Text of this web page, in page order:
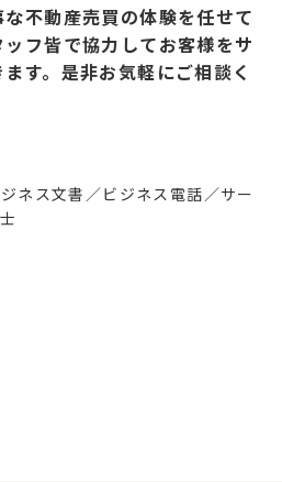
不動産売買の体験を任せて
フ皆で協力してお客様をサ
す。是非お気軽にご相談く
ネス文書／ビジネス電話／サー